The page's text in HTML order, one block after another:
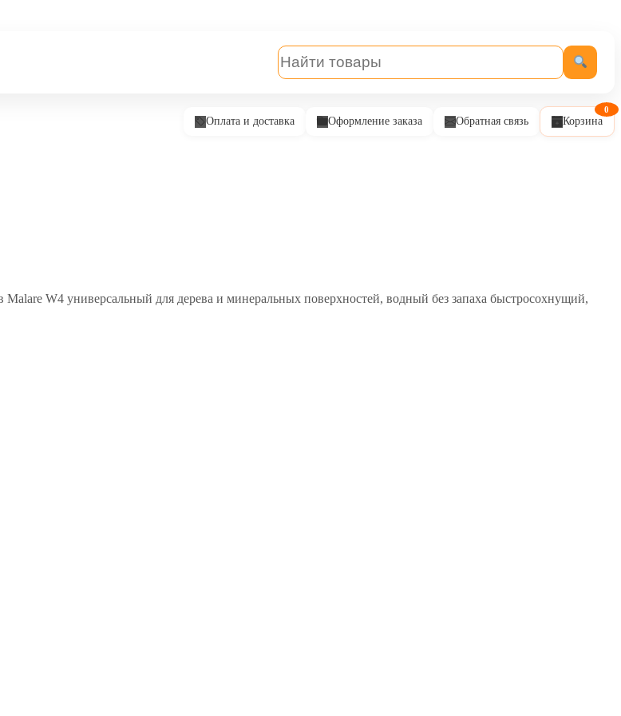
Оплата и доставка Оформление заказа Обратная связь Корзина
0
W4 универсальный для дерева и минеральных поверхностей, водный без запаха быстросохнущий,